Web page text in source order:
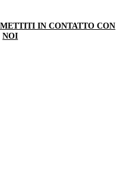
IN CONTATTO CON
NOI